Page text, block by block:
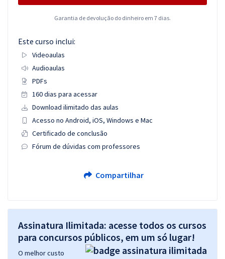
Garantia de devolução do dinheiro em 7 dias.
Este curso inclui:
Videoaulas
Audioaulas
PDFs
160 dias para acessar
Download ilimitado das aulas
Acesso no Android, iOS, Windows e Mac
Certificado de conclusão
Fórum de dúvidas com professores
Compartilhar
Assinatura Ilimitada: acesse todos os cursos
para concursos públicos, em um só lugar!
O melhor custo